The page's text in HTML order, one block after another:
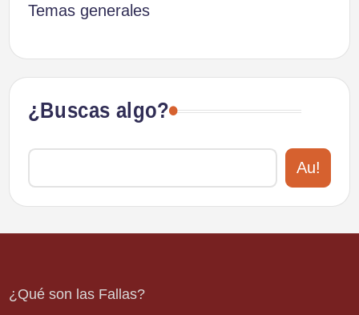
Temas generales
¿Buscas algo?
Au!
¿Qué son las Fallas?